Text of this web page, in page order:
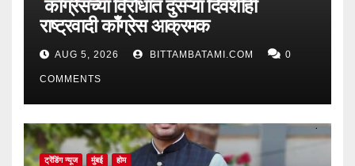
काँग्रेसच्या विरोधात दुसऱ्या दिवशीही
राष्ट्रवादी काँग्रेस आक्रमक
AUG 5, 2026 BITTAMBATAMI.COM 0
COMMENTS
ट्रेंडिंग न्यूज मुंबई होम